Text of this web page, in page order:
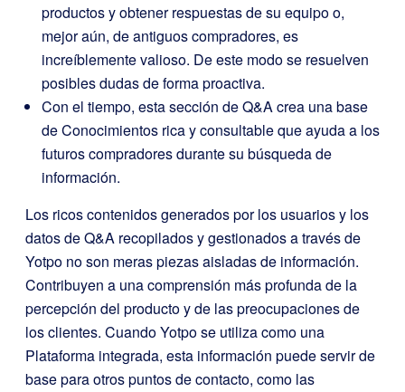
productos y obtener respuestas de su equipo o,
mejor aún, de antiguos compradores, es
increíblemente valioso. De este modo se resuelven
posibles dudas de forma proactiva.
Con el tiempo, esta sección de Q&A crea una base
de Conocimientos rica y consultable que ayuda a los
futuros compradores durante su búsqueda de
información.
Los ricos contenidos generados por los usuarios y los
datos de Q&A recopilados y gestionados a través de
Yotpo no son meras piezas aisladas de información.
Contribuyen a una comprensión más profunda de la
percepción del producto y de las preocupaciones de
los clientes. Cuando Yotpo se utiliza como una
Plataforma integrada, esta información puede servir de
base para otros puntos de contacto, como las